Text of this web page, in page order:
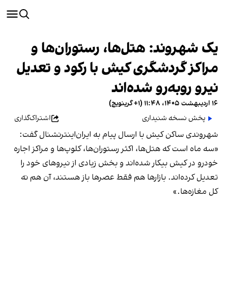
یک شهروند: هتل‌ها، رستوران‌ها و
مراکز گردشگری کیش با رکود و تعدیل
نیرو روبه‌رو شده‌اند
۱۶ اردیبهشت ۱۴۰۵، ۱۱:۴۸ (‎+۱ گرینویچ)
پخش نسخه شنیداری
اشتراک‌گذاری
شهروندی ساکن کیش با ارسال پیام به ایران‌اینترنشنال گفت:
«سه ماه است که هتل‌ها، اکثر رستوران‌ها، کلوپ‌ها و مراکز اجاره
خودرو در کیش بیکار شده‌اند و بخش زیادی از نیروهای خود را
تعدیل کرده‌اند. بازارها هم فقط عصرها باز هستند، آن هم نه
کل مغازه‌ها.»